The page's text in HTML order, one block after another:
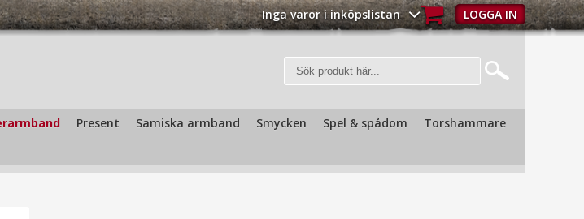
LOGGA IN
Inga varor i inköpslistan
Present Samiska armband Smycken Spel & spådom
Torshammare
| Handfaste.se